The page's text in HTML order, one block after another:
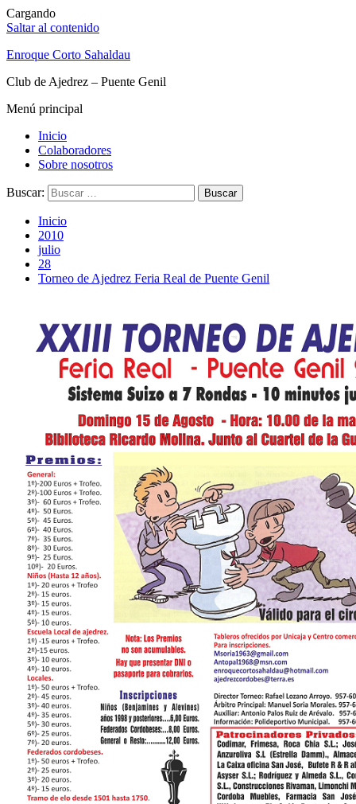
Cargando
Saltar al contenido
Enroque Corto Sahaldau
Club de Ajedrez – Puente Genil
Menú principal
Inicio
Colaboradores
Sobre nosotros
Buscar:
Inicio
2010
julio
28
Torneo de Ajedrez Feria Real de Puente Genil